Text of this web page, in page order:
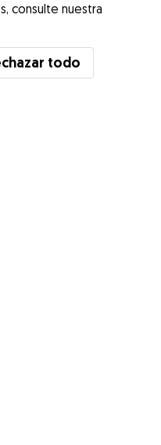
Eduardo
Gudog? Ver más
consulte nuestra
todo